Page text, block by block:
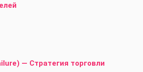
— Стратегия торговли